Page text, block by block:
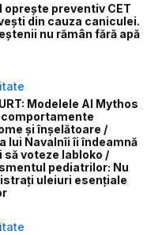
oprește preventiv CET
din cauza caniculei.
nu rămân fără apă
Modelele AI Mythos
comportamente
și înșelătoare /
lui Navalnîi îi îndeamnă
să voteze Iabloko /
pediatrilor: Nu
uleiuri esențiale